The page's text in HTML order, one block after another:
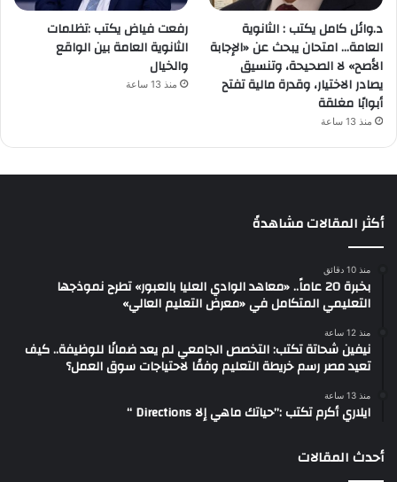
د.وائل كامل يكتب : الثانوية
العامة… امتحان يبحث عن «الإجابة
الأصح» لا الصحيحة، وتنسيق
يصادر الاختيار، وقدرة مالية تفتح
أبوابًا مغلقة
منذ 13 ساعة
رفعت فياض يكتب :تظلمات
الثانوية العامة بين الواقع
والخيال
منذ 13 ساعة
أكثر المقالات مشاهدةً
منذ 10 دقائق
بخبرة 20 عاماً.. «معاهد الوادي العليا بالعبور» تطرح نموذجها
التعليمي المتكامل في «معرض التعليم العالي»
منذ 12 ساعة
نيفين شحاتة تكتب: التخصص الجامعي لم يعد ضمانًا للوظيفة.. كيف
تعيد مصر رسم خريطة التعليم وفقًا لاحتياجات سوق العمل؟
منذ 13 ساعة
ايلاري أكرم تكتب :”حياتك ماهي إلا Directions “
أحدث المقالات